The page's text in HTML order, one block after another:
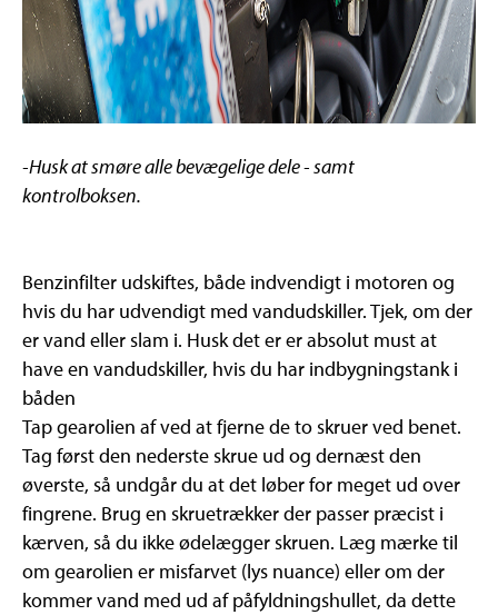
-Husk at smøre alle bevægelige dele - samt
kontrolboksen.
Benzinfilter udskiftes, både indvendigt i motoren og
hvis du har udvendigt med vandudskiller. Tjek, om der
er vand eller slam i. Husk det er er absolut must at
have en vandudskiller, hvis du har indbygningstank i
båden
Tap gearolien af ved at fjerne de to skruer ved benet.
Tag først den nederste skrue ud og dernæst den
øverste, så undgår du at det løber for meget ud over
fingrene. Brug en skruetrækker der passer præcist i
kærven, så du ikke ødelægger skruen. Læg mærke til
om gearolien er misfarvet (lys nuance) eller om der
kommer vand med ud af påfyldningshullet, da dette